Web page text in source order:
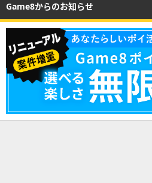
Game8からのお知らせ